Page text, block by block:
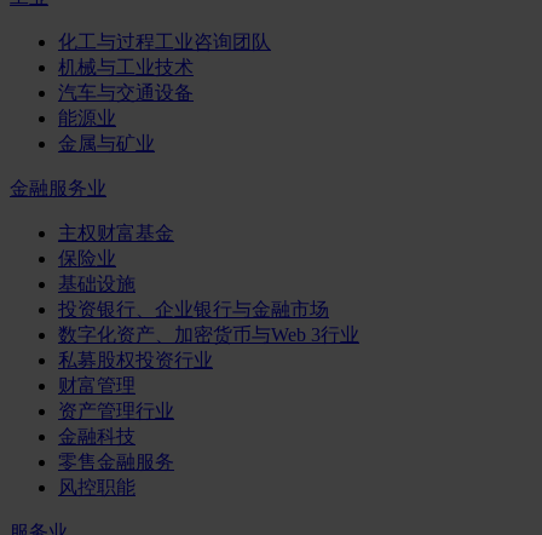
化工与过程工业咨询团队
机械与工业技术
汽车与交通设备
能源业
金属与矿业
金融服务业
主权财富基金
保险业
基础设施
投资银行、企业银行与金融市场
数字化资产、加密货币与Web 3行业
私募股权投资行业
财富管理
资产管理行业
金融科技
零售金融服务
风控职能